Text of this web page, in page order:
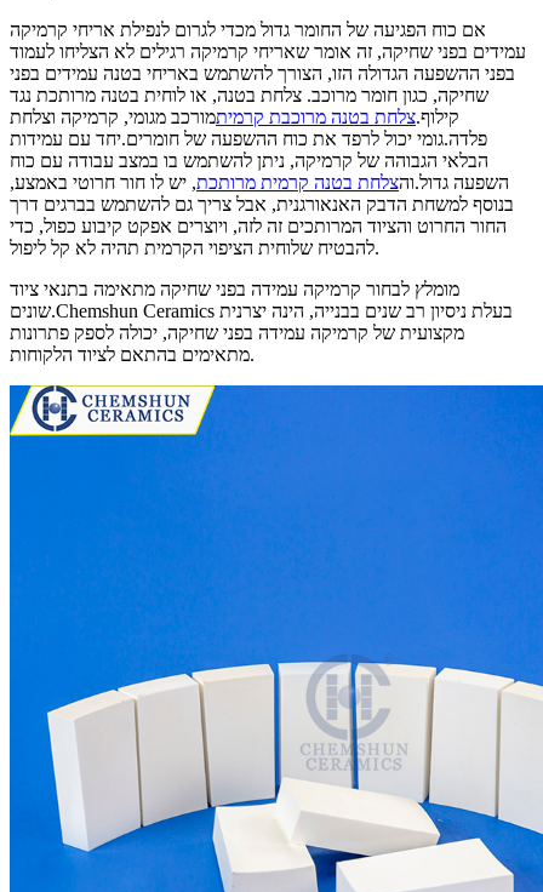
אם כוח הפגיעה של החומר גדול מכדי לגרום לנפילת אריחי קרמיקה
עמידים בפני שחיקה, זה אומר שאריחי קרמיקה רגילים לא הצליחו לעמוד
בפני ההשפעה הגדולה הזו, הצורך להשתמש באריחי בטנה עמידים בפני
שחיקה, כגון חומר מרוכב. צלחת בטנה, או לוחית בטנה מרותכת נגד
קילוף.צלחת בטנה מרוכבת קרמיתמורכב מגומי, קרמיקה וצלחת
פלדה.גומי יכול לרפד את כוח ההשפעה של חומרים.יחד עם עמידות
הבלאי הגבוהה של קרמיקה, ניתן להשתמש בו במצב עבודה עם כוח
השפעה גדול.והצלחת בטנה קרמית מרותכת, יש לו חור חרוטי באמצע,
בנוסף למשחת הדבק האנאורגנית, אבל צריך גם להשתמש בברגים דרך
החור החרוט והציוד המרותכים זה לזה, ויוצרים אפקט קיבוע כפול, כדי
להבטיח שלוחית הציפוי הקרמית תהיה לא קל ליפול.
מומלץ לבחור קרמיקה עמידה בפני שחיקה מתאימה בתנאי ציוד
שונים.Chemshun Ceramics בעלת ניסיון רב שנים בבנייה, הינה יצרנית
מקצועית של קרמיקה עמידה בפני שחיקה, יכולה לספק פתרונות
מתאימים בהתאם לציוד הלקוחות.